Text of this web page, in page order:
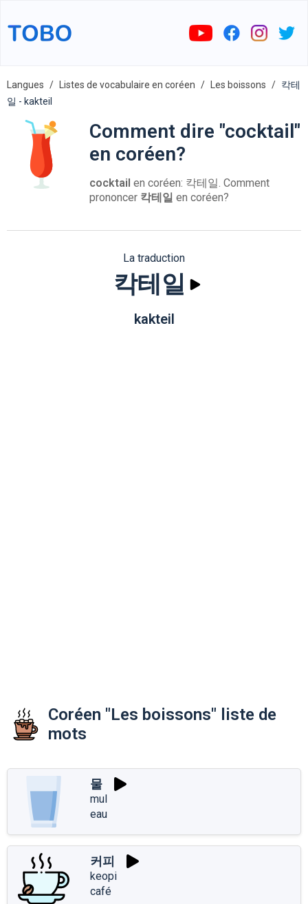
Langues Listes de vocabulaire en coréen Les boissons
칵테
일 - kakteil
Comment dire "cocktail"
en coréen?
cocktail en coréen: 칵테일. Comment
prononcer 칵테일 en coréen?
La traduction
칵테일
kakteil
Coréen "Les boissons" liste de
mots
물
mul
eau
커피
keopi
café